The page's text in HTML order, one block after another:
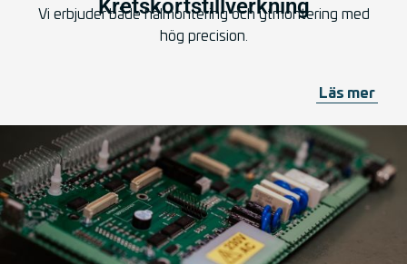
Kretskortstillverkning
Vi erbjuder både hålmontering och ytmontering med
hög precision.
Läs mer